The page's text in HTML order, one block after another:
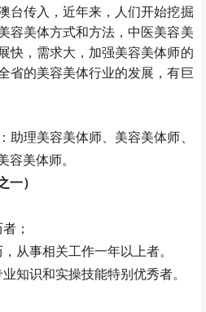
台传入，近年来，人们开始挖掘
容美体方式和方法，中医美容美
快，需求大，加强美容美体师的
省的美容美体行业的发展，有巨
助理美容美体师 美容美体师
容美体师。
一）
；
从事相关工作一年以上者。
知识和实操技能特别优秀者。